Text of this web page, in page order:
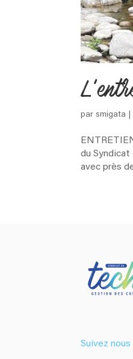
parsmigata |
du
avec près
Suivez